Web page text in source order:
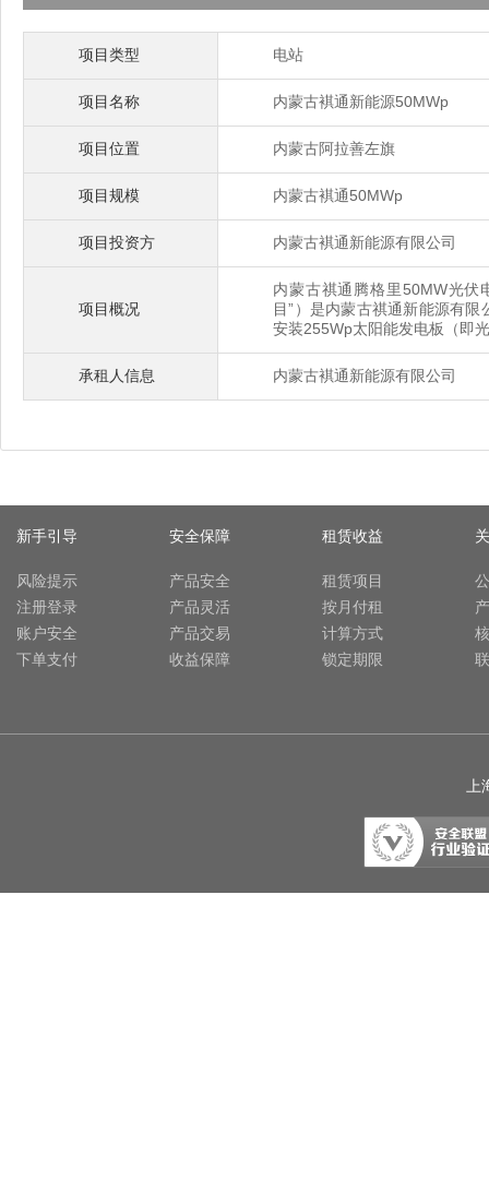
项目类型 电站
项目名称 内蒙古褀通新能源50MWp
项目位置 内蒙古阿拉善左旗
项目规模 内蒙古褀通50MWp
项目投资方 内蒙古褀通新能源有限公司
项目概况
内蒙古祺通腾格里50MW光伏
目”）是内蒙古祺通新能源有
安装255Wp太阳能发电板（即
承租人信息 内蒙古褀通新能源有限公司
新手引导
风险提示
注册登录
账户安全
下单支付
安全保障
产品安全
产品灵活
产品交易
收益保障
租赁收益
租赁项目
按月付租
计算方式
锁定期限